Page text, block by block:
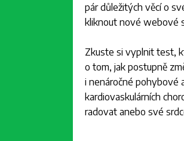
pár důležitých věcí o
kliknout nové webové
Zkuste si vyplnit test,
o tom, jak postupně
i nenáročné pohybové
kardiovaskulárních
radovat anebo své